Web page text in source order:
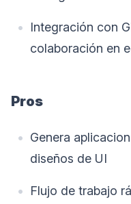
Integración con
colaboración en
Pros
Genera
diseños de UI
Flujo de trabajo